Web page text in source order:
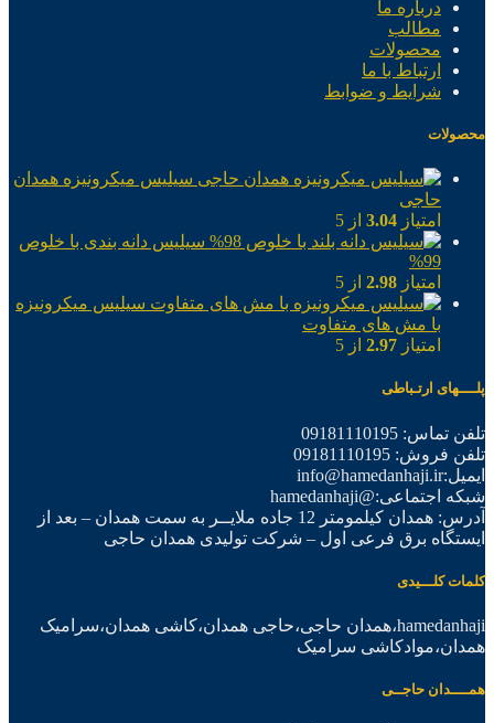
درباره ما
مطالب
محصولات
ارتباط با ما
شرایط و ضوابط
محصولات
سیلیس میکرونیزه همدان
حاجی
امتیاز 3.04 از 5
سیلیس دانه بندی با خلوص
99%
امتیاز 2.98 از 5
سیلیس میکرونیزه
با مش های متفاوت
امتیاز 2.97 از 5
پلــــهای ارتـباطی
تلفن تماس: 09181110195
تلفن فروش: 09181110195
ایمیل:info@hamedanhaji.ir
شبکه اجتماعی:@hamedanhaji
آدرس: همدان کیلمومتر 12 جاده ملایــر به سمت همدان – بعد از
ایستگاه برق فرعی اول – شرکت تولیدی همدان حاجی
کلمات کلـــیدی
hamedanhaji،همدان حاجی،حاجی همدان،کاشی همدان،سرامیک
همدان،موادکاشی سرامیک
همــــدان حاجــی